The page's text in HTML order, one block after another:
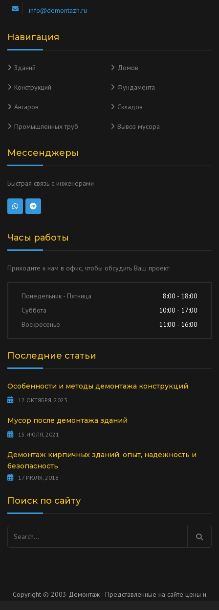
info@demontazh.ru
Навигация
Зданий Домов
Конструкций Фундамента
Ангаров Складов
Промышленных труб Вывоз мусора
Мессенджеры
Быстрая связь с инженерами
Часы работы
Приходите к нам в офис, чтобы обсудить Ваш проект.
Понедельник - Пятница
8:00 - 18:00
Суббота
10:00 - 17:00
Воскресенье
11:00 - 16:00
Последние статьи
Особенности и методы демонтажа конструкций
12 ОКТЯБРЯ, 2023
Мусор после демонтажа зданий
15 ИЮЛЯ, 2021
Демонтаж кирпичных зданий: опыт, надежность и
безопасность
17 ИЮЛЯ, 2018
Поиск по сайту
Copyright © 2003 Демонтаж - Представленные на сайте цены и